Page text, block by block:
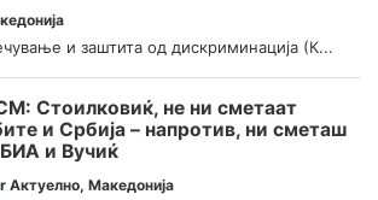
и заштита од дискриминација (К...
Стоилковиќ, не ни сметаат
и Србија – напротив, ни сметаш
и Вучиќ
Актуелно, Македонија